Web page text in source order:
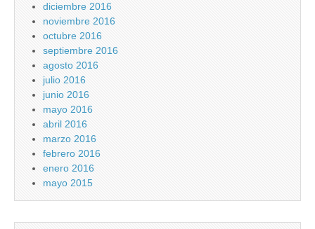
diciembre 2016
noviembre 2016
octubre 2016
septiembre 2016
agosto 2016
julio 2016
junio 2016
mayo 2016
abril 2016
marzo 2016
febrero 2016
enero 2016
mayo 2015